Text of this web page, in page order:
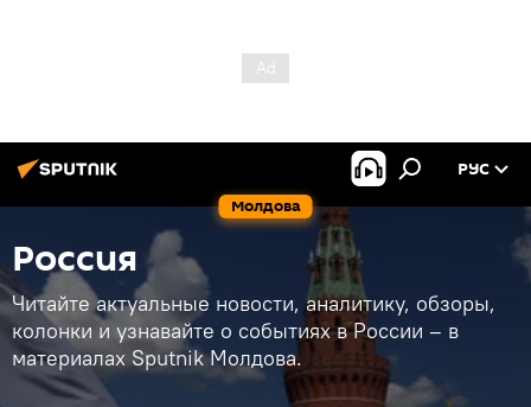
Молдова
РУС
Россия
Читайте актуальные новости, аналитику, обзоры,
колонки и узнавайте о событиях в России – в
материалах Sputnik Молдова.